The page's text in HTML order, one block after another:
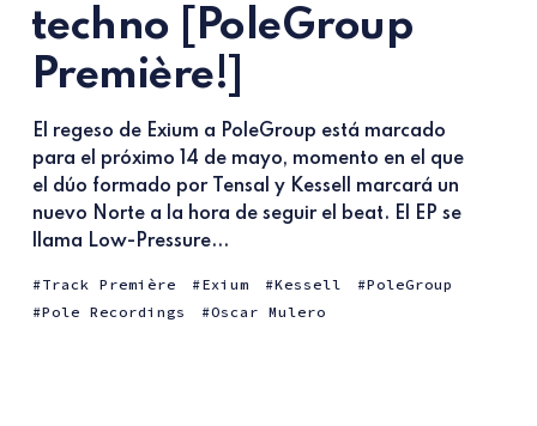
techno [PoleGroup
Première!]
El regeso de Exium a PoleGroup está marcado
para el próximo 14 de mayo, momento en el que
el dúo formado por Tensal y Kessell marcará un
nuevo Norte a la hora de seguir el beat. El EP se
llama Low-Pressure...
Track Première Exium Kessell
PoleGroup
Pole Recordings
Oscar Mulero